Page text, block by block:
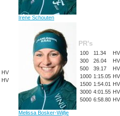
Irene Schouten
HV
HV
Melissa Bosker-Wijfje
PR's
100 11.34
HV
300
26.04
HV
500
39.17
HV
1000 1:15.05 HV
1500 1:54.01 HV
3000 4:01.55 HV
5000 6:58.80 HV